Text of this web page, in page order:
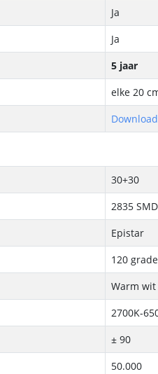
Ja
Ja
5 jaar
elke 20
Download
30+30
2835 SMD
Epistar
120
Warm
2700K-
± 90
50.000